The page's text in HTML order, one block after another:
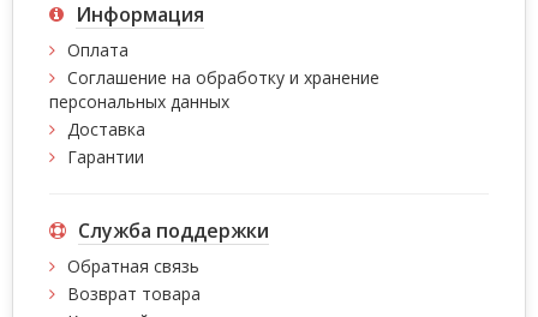
Информация
Оплата
Соглашение на обработку и хранение
персональных данных
Доставка
Гарантии
Служба поддержки
Обратная связь
Возврат товара